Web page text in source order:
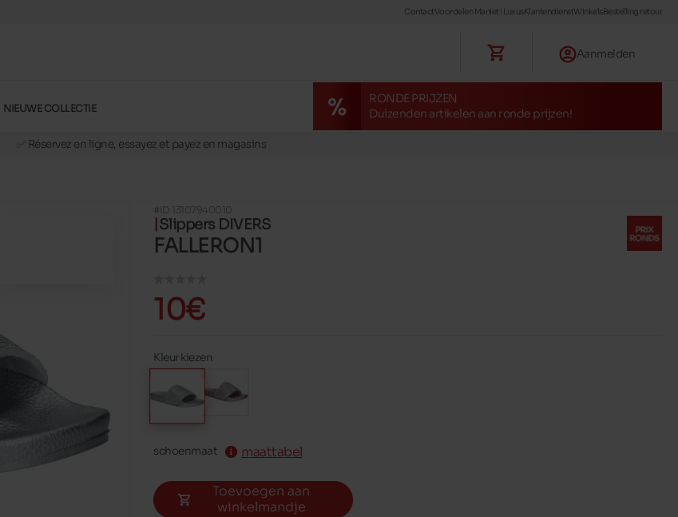
ContactVoordelen Maniet ! LuxusKlantendienstWinkelsBestelling retour
Aanmelden
NIEUWE COLLECTIE
RONDE PRIJZEN
Duizenden artikelen aan ronde prijzen!
✅ Réservez en ligne, essayez et payez en magasins
🔁 retours valables pendant 30 jours
🚛 Livraison gratuite en magasins
#ID 13107940010
Slippers DIVERS
FALLERON1
10€
Kleur kiezen
schoenmaat maattabel
Toevoegen aan
winkelmandje